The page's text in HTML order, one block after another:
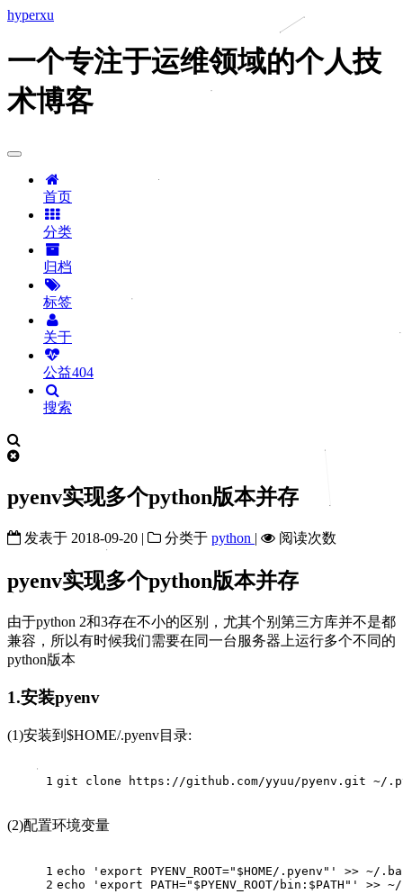
hyperxu
一个专注于运维领域的个人技
术博客
首页
分类
归档
标签
关于
公益404
搜索
pyenv实现多个python版本并存
发表于 2018-09-20 | 分类于 python | 阅读次数
pyenv实现多个python版本并存
由于python 2和3存在不小的区别，尤其个别第三方库并不是都
兼容，所以有时候我们需要在同一台服务器上运行多个不同的
python版本
1.安装pyenv
(1)安装到$HOME/.pyenv目录:
1 git clone https://github.com/yyuu/pyenv.git ~/
(2)配置环境变量
1
2
echo 'export PYENV_ROOT="$HOME/.pyenv"'
>> ~/
echo
'export PATH="$PYENV_ROOT/bin:$PATH"' >>